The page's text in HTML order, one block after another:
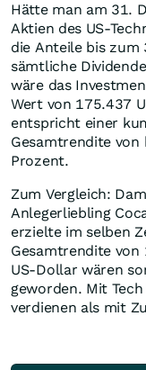
Hätte man am 31.
Aktien des US-
die Anteile bis zum
sämtliche
wäre das
Wert von 175.437
entspricht einer
Gesamtrendite
Prozent.
Zum Vergleich:
Anlegerliebling
erzielte im selben
Gesamtrendite von
US-Dollar wären
geworden. Mit
verdienen als mit